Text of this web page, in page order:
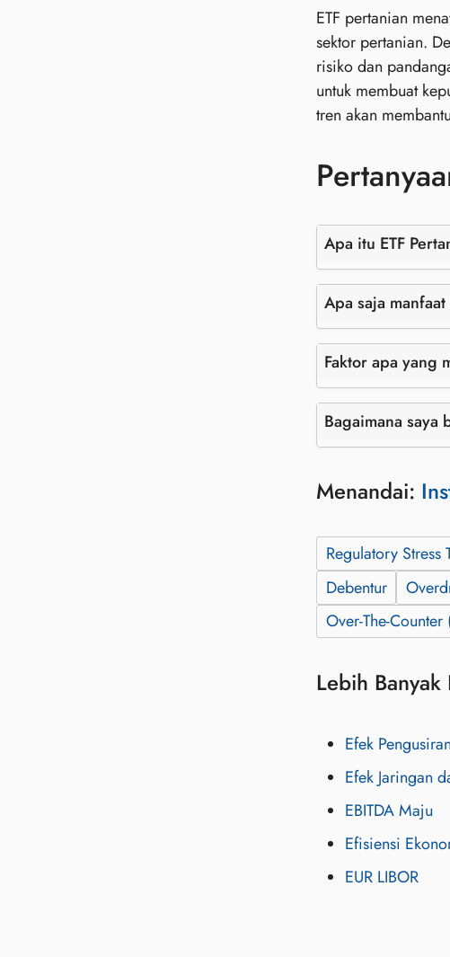
ETF pertanian
sektor pertanian.
risiko dan
untuk membuat
tren akan
Apa itu ETF
Apa saja
Faktor apa yang
Bagaimana saya
Menandai:
Regulatory
Debentur
Over-The-Counter
Lebih
Efek Pengusiran
Efek Jaringan
EBITDA Maju
Efisiensi
EUR LIBOR